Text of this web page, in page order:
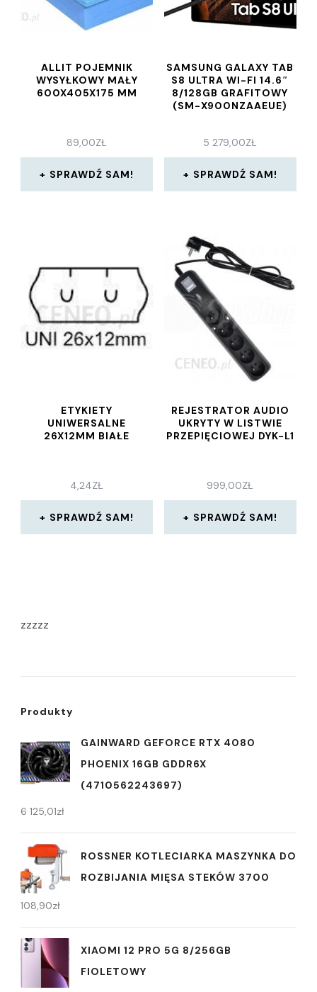
ALLIT POJEMNIK
WYSYŁKOWY MAŁY
600X405X175 MM
89,00ZŁ
SPRAWDŹ SAM!
SAMSUNG GALAXY TAB
S8 ULTRA WI-FI 14.6″
8/128GB GRAFITOWY
(SM-X900NZAAEUE)
5 279,00ZŁ
SPRAWDŹ SAM!
ETYKIETY
UNIWERSALNE
26X12MM BIAŁE
4,24ZŁ
SPRAWDŹ SAM!
REJESTRATOR AUDIO
UKRYTY W LISTWIE
PRZEPIĘCIOWEJ DYK-L1
999,00ZŁ
SPRAWDŹ SAM!
zzzzz
Produkty
GAINWARD GEFORCE RTX 4080
PHOENIX 16GB GDDR6X
(4710562243697)
6 125,01zł
ROSSNER KOTLECIARKA MASZYNKA DO
ROZBIJANIA MIĘSA STEKÓW 3700
108,90zł
XIAOMI 12 PRO 5G 8/256GB
FIOLETOWY